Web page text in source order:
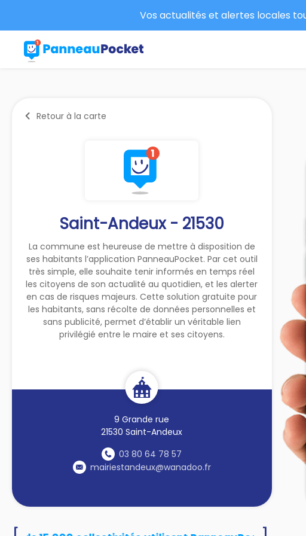
Vos actualités et alertes locales
Retour à la carte
Saint-Andeux - 21530
La commune est heureuse de mettre à disposition de
ses habitants l’application PanneauPocket. Par cet outil
très simple, elle souhaite tenir informés en temps réel
les citoyens de son actualité au quotidien, et les alerter
en cas de risques majeurs. Cette solution gratuite pour
les habitants, sans récolte de données personnelles et
sans publicité, permet d’établir un véritable lien
privilégié entre le maire et ses citoyens.
9 Grande rue
21530 Saint-Andeux
03 80 64 78 57
mairiestandeux@wanadoo.fr